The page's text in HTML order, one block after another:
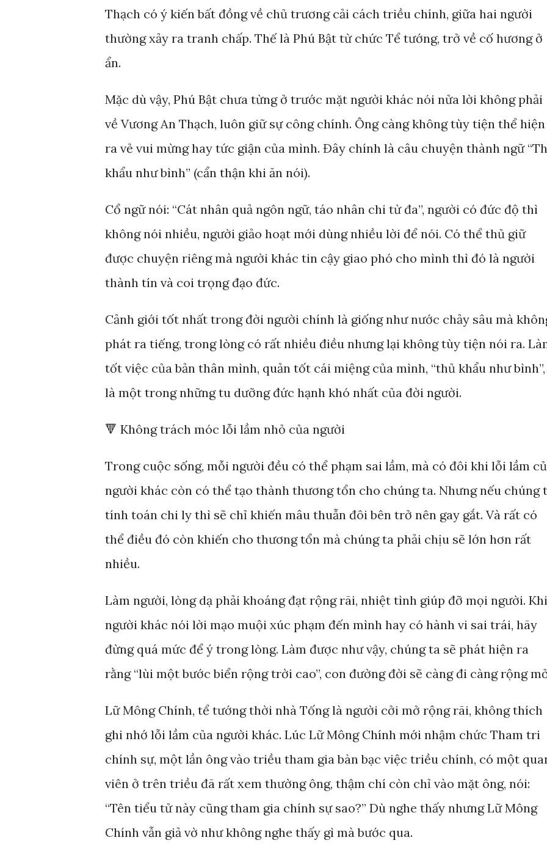
Thạch có ý kiến bất đồng về chủ trương cải cách triều chính, giữa hai người
thường xảy ra tranh chấp. Thế là Phú Bật từ chức Tể tướng, trở về cố hương ở
ẩn.
Mặc dù vậy, Phú Bật chưa từng ở trước mặt người khác nói nửa lời không phải
về Vương An Thạch, luôn giữ sự công chính. Ông càng không tùy tiện thể hiện
ra vẻ vui mừng hay tức giận của mình. Đây chính là câu chuyện thành ngữ
khẩu như bình” (cẩn thận khi ăn nói).
Cổ ngữ nói: “Cát nhân quả ngôn ngữ, táo nhân chi từ đa”, người có đức độ thì
không nói nhiều, người giảo hoạt mới dùng nhiều lời để nói. Có thể thủ giữ
được chuyện riêng mà người khác tin cậy giao phó cho mình thì đó là người
thành tín và coi trọng đạo đức.
Cảnh giới tốt nhất trong đời người chính là giống như nước chảy sâu mà
phát ra tiếng, trong lòng có rất nhiều điều nhưng lại không tùy tiện nói ra.
tốt việc của bản thân mình, quản tốt cái miệng của mình, “thủ khẩu như bình”,
là một trong những tu dưỡng đức hạnh khó nhất của đời người.
🔻 Không trách móc lỗi lầm nhỏ của người
Trong cuộc sống, mỗi người đều có thể phạm sai lầm, mà có đôi khi lỗi lầm
người khác còn có thể tạo thành thương tổn cho chúng ta. Nhưng nếu chúng
tính toán chi ly thì sẽ chỉ khiến mâu thuẫn đôi bên trở nên gay gắt. Và rất có
thể điều đó còn khiến cho thương tổn mà chúng ta phải chịu sẽ lớn hơn rất
nhiều.
Làm người, lòng dạ phải khoáng đạt rộng rãi, nhiệt tình giúp đỡ mọi người. Khi
người khác nói lời mạo muội xúc phạm đến mình hay có hành vi sai trái, hãy
đừng quá mức để ý trong lòng. Làm được như vậy, chúng ta sẽ phát hiện ra
rằng “lùi một bước biển rộng trời cao”, con đường đời sẽ càng đi càng rộng
Lữ Mông Chính, tể tướng thời nhà Tống là người cởi mở rộng rãi, không thích
ghi nhớ lỗi lầm của người khác. Lúc Lữ Mông Chính mới nhậm chức Tham tri
chính sự, một lần ông vào triều tham gia bàn bạc việc triều chính, có một
viên ở trên triều đã rất xem thường ông, thậm chí còn chỉ vào mặt ông, nói:
“Tên tiểu tử này cũng tham gia chính sự sao?” Dù nghe thấy nhưng Lữ Mông
Chính vẫn giả vờ như không nghe thấy gì mà bước qua.